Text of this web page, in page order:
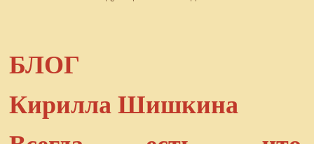
БЛОГ
Кирилла Шишкина